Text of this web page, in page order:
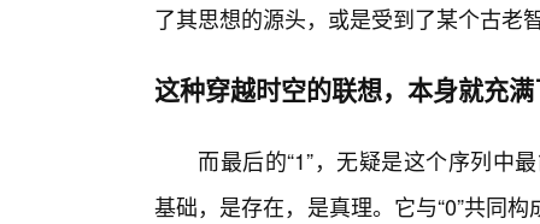
了其思想的源头，或是受到了某个古老
这种穿越时空的联想，本身就充
而最后的“1”，无疑是这个序列中
基础，是存在，是真理。它与“0”共同